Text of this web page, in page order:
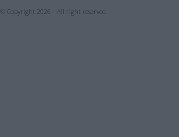
© Copyright 2026 - All right reserved.